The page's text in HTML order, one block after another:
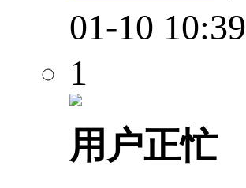
01-10 10:39
1
用户正忙